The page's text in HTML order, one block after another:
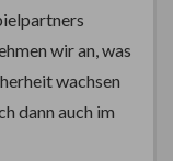
wir an, was
wachsen
dann auch im